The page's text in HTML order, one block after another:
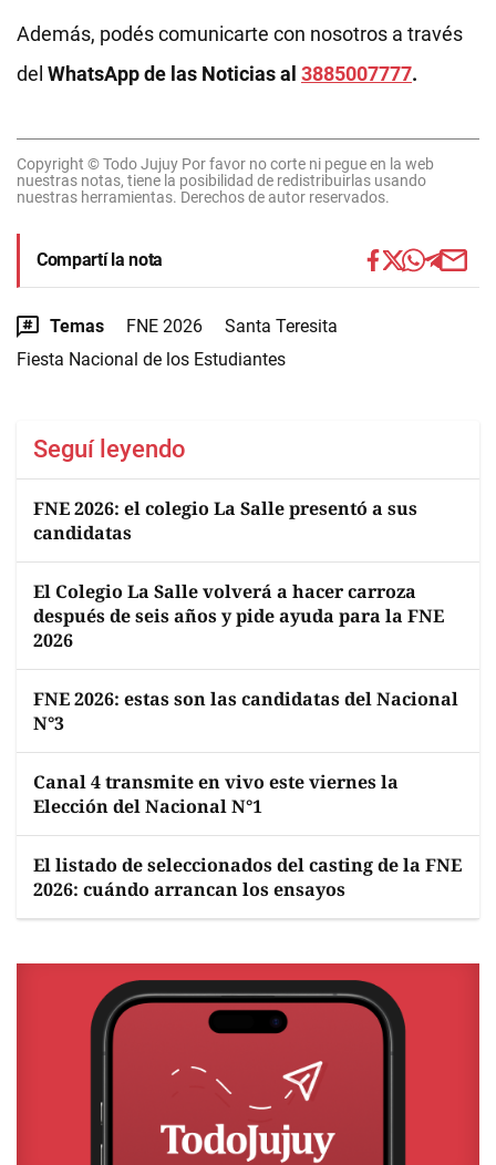
Además, podés comunicarte con nosotros a través
del WhatsApp de las Noticias al 3885007777.
Copyright © Todo Jujuy Por favor no corte ni pegue en la web
nuestras notas, tiene la posibilidad de redistribuirlas usando
nuestras herramientas. Derechos de autor reservados.
Compartí la nota
Temas FNE 2026
Santa Teresita
Fiesta Nacional de los Estudiantes
Seguí leyendo
FNE 2026: el colegio La Salle presentó a sus
candidatas
El Colegio La Salle volverá a hacer carroza
después de seis años y pide ayuda para la FNE
2026
FNE 2026: estas son las candidatas del Nacional
N°3
Canal 4 transmite en vivo este viernes la
Elección del Nacional N°1
El listado de seleccionados del casting de la FNE
2026: cuándo arrancan los ensayos